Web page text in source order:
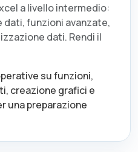
a livello intermedio:
funzioni avanzate,
dati. Rendi il
su funzioni,
creazione grafici e
una preparazione